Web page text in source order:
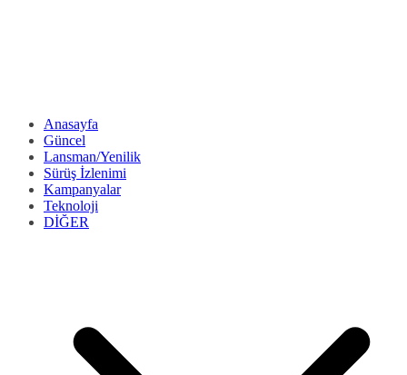
Anasayfa
Güncel
Lansman/Yenilik
Sürüş İzlenimi
Kampanyalar
Teknoloji
DİĞER